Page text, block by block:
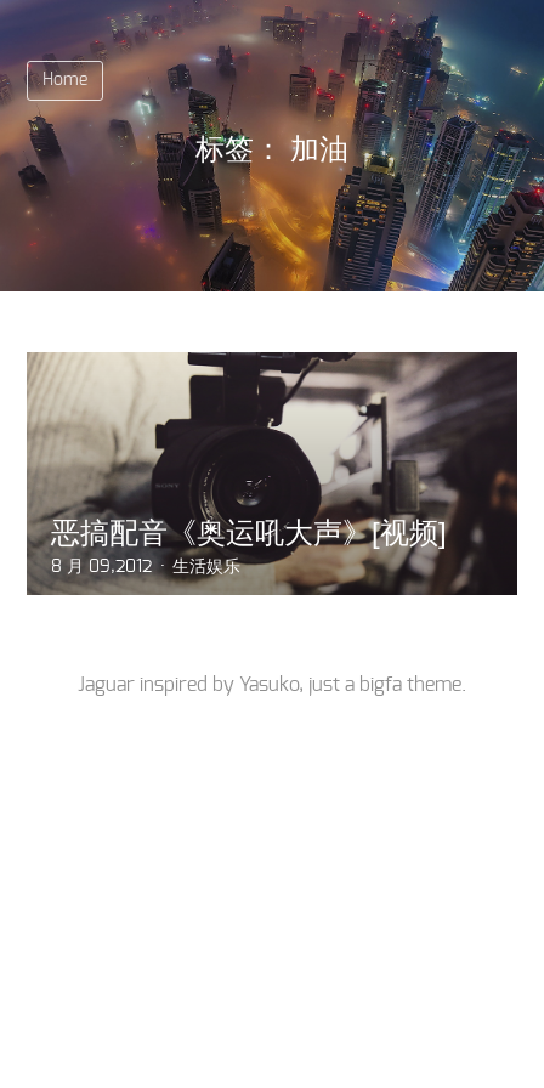
Home
标签：加油
恶搞配音《奥运吼大声》[视频]
8 月 09,2012 生活娱乐
Jaguar inspired by Yasuko, just a bigfa theme.